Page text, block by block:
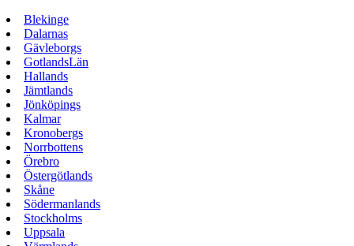
Blekinge
Dalarnas
Gävleborgs
GotlandsLän
Hallands
Jämtlands
Jönköpings
Kalmar
Kronobergs
Norrbottens
Örebro
Östergötlands
Skåne
Södermanlands
Stockholms
Uppsala